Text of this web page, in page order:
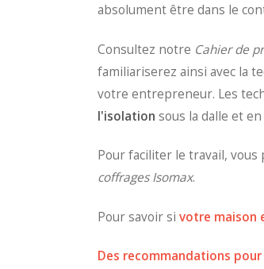
absolument être dans le
Consultez notre Cahier de
familiariserez ainsi avec la
votre entrepreneur. Les
l'isolation sous la dalle et
Pour faciliter le travail,
coffrages Isomax.
Pour savoir si votre maison
Des recommandations